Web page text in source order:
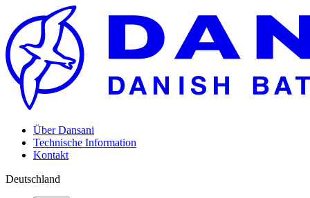
Über Dansani
Technische Information
Kontakt
Deutschland